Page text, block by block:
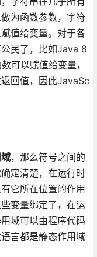
为函数参数，字符
值给变量。对于各
民了，比如Java 8
可以赋值给变量，
回值，因此JavaSc
，那么符号之间的
定清楚，在运行时
它所在位置的作用
变量绑定了，在运
域可以由程序代码
言都是静态作用域